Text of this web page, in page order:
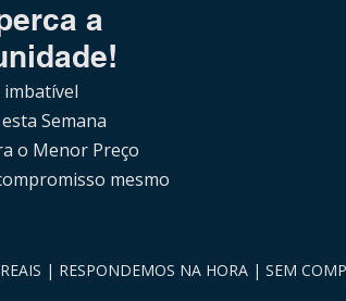
a
imbatível
Semana
o Menor Preço
mesmo
| RESPONDEMOS NA HORA | SEM